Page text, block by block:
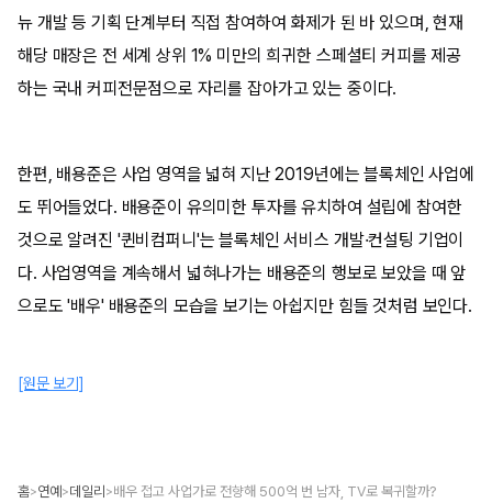
뉴 개발 등 기획 단계부터 직접 참여하여 화제가 된 바 있으며, 현재
해당 매장은 전 세계 상위 1% 미만의 희귀한 스페셜티 커피를 제공
하는 국내 커피전문점으로 자리를 잡아가고 있는 중이다.
한편, 배용준은 사업 영역을 넓혀 지난 2019년에는 블록체인 사업에
도 뛰어들었다. 배용준이 유의미한 투자를 유치하여 설립에 참여한
것으로 알려진 '퀸비컴퍼니'는 블록체인 서비스 개발·컨설팅 기업이
다. 사업영역을 계속해서 넓혀나가는 배용준의 행보로 보았을 때 앞
으로도 '배우' 배용준의 모습을 보기는 아쉽지만 힘들 것처럼 보인다.
[원문 보기]
홈>연예 >데일리 >배우 접고 사업가로 전향해 500억 번 남자, TV로 복귀할까?